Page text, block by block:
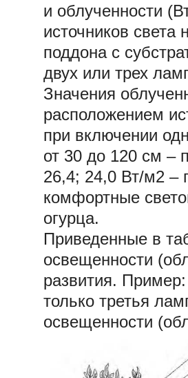
и облученности
источников
поддона с
двух или трех
Значения
расположением
при включении
от 30 до 120 см –
26,4; 24,0 Вт/м2 –
комфортные
огурца.
Приведенные в
освещенности
развития.
только третья
освещенности